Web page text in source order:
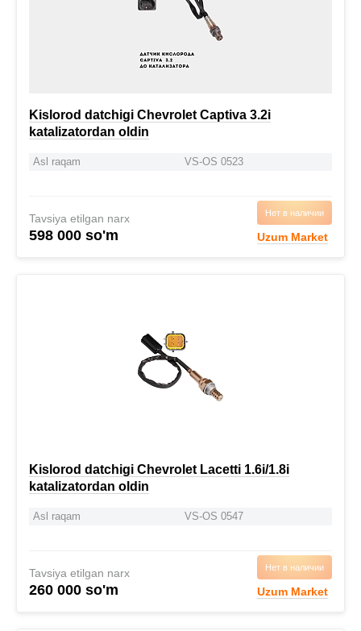
Kislorod datchigi Chevrolet Captiva 3.2i
katalizatordan oldin
Asl raqam VS-OS 0523
Tavsiya etilgan narx
598 000 so'm
Нет в наличии
Uzum Market
Kislorod datchigi Chevrolet Lacetti 1.6i/1.8i
katalizatordan oldin
Asl raqam VS-OS 0547
Tavsiya etilgan narx
260 000 so'm
Нет в наличии
Uzum Market